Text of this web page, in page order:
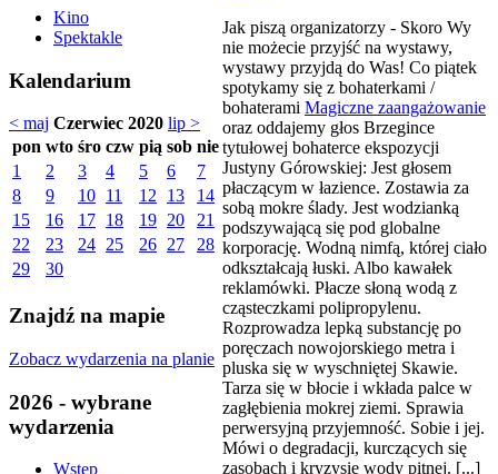
Kino
Spektakle
Kalendarium
< maj Czerwiec 2020 lip >
pon wto śro czw pią sob nie
1
2 3 4 5 6
7
8
9 10 11 12 13
14
15
16 17 18 19 20
21
22
23 24 25 26 27
28
29
30
Znajdź na mapie
Zobacz wydarzenia na planie
2026 - wybrane
wydarzenia
Wstęp
Jak piszą organizatorzy - Skoro Wy
nie możecie przyjść na wystawy,
wystawy przyjdą do Was! Co piątek
spotykamy się z bohaterkami /
bohaterami Magiczne zaangażowanie
oraz oddajemy głos Brzegince
tytułowej bohaterce ekspozycji
Justyny Górowskiej: Jest głosem
płaczącym w łazience. Zostawia za
sobą mokre ślady. Jest wodzianką
podszywającą się pod globalne
korporację. Wodną nimfą, której ciało
odkształcają łuski. Albo kawałek
reklamówki. Płacze słoną wodą z
cząsteczkami polipropylenu.
Rozprowadza lepką substancję po
poręczach nowojorskiego metra i
pluska się w wyschniętej Skawie.
Tarza się w błocie i wkłada palce w
zagłębienia mokrej ziemi. Sprawia
perwersyjną przyjemność. Sobie i jej.
Mówi o degradacji, kurczących się
zasobach i kryzysie wody pitnej. [...]